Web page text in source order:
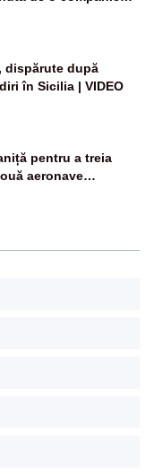
o rachetă
dispărute după
în Sicilia | VIDEO
pentru a treia
aeronave
au fost ridicate de la